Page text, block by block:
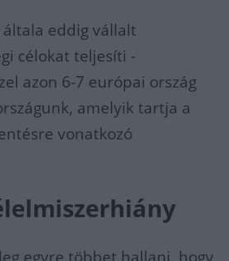
általa eddig vállalt
célokat teljesíti -
azon 6-7 európai ország
amelyik tartja a
vonatkozó